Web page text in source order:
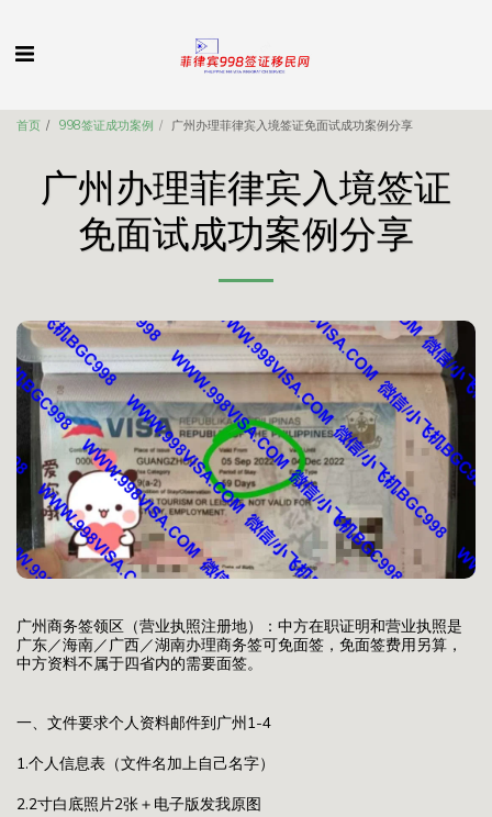
首页 998签证成功案例 广州办理菲律宾入境签证免面试成功案例分享
广州办理菲律宾入境签证
免面试成功案例分享
广州商务签领区（营业执照注册地）：中方在职证明和营业执照是
广东／海南／广西／湖南办理商务签可免面签，免面签费用另算，
中方资料不属于四省内的需要面签。
一、文件要求个人资料邮件到广州1-4
1.个人信息表（文件名加上自己名字）
2.2寸白底照片2张＋电子版发我原图